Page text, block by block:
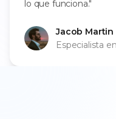
lo que funciona."
Jacob Martin
Especialista